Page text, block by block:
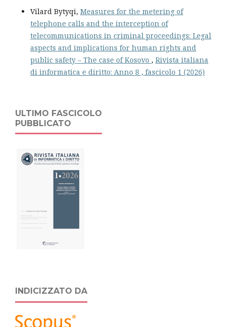
Vilard Bytyqi, Measures for the metering of
telephone calls and the interception of
telecommunications in criminal proceedings: Legal
aspects and implications for human rights and
public safety – The case of Kosovo , Rivista italiana
di informatica e diritto: Anno 8 , fascicolo 1 (2026)
ULTIMO FASCICOLO
PUBBLICATO
INDICIZZATO DA